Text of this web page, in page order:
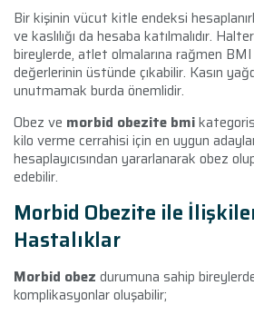
Bir kişinin vücut kitle endeksi
ve kaslılığı da hesaba katılmalıdır.
bireylerde, atlet olmalarına rağmen
değerlerinin üstünde çıkabilir. Kasın
unutmamak burda önemlidir.
Obez ve morbid obezite bmi
kilo verme cerrahisi için en uygun
hesaplayıcısından yararlanarak obez
edebilir.
Morbid Obezite ile
Hastalıklar
Morbid obez durumuna sahip
komplikasyonlar oluşabilir;